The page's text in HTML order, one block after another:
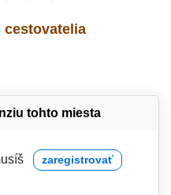
cestovatelia
tohto miesta
zaregistrovať